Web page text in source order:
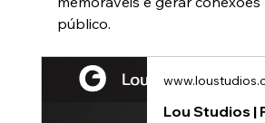
público.